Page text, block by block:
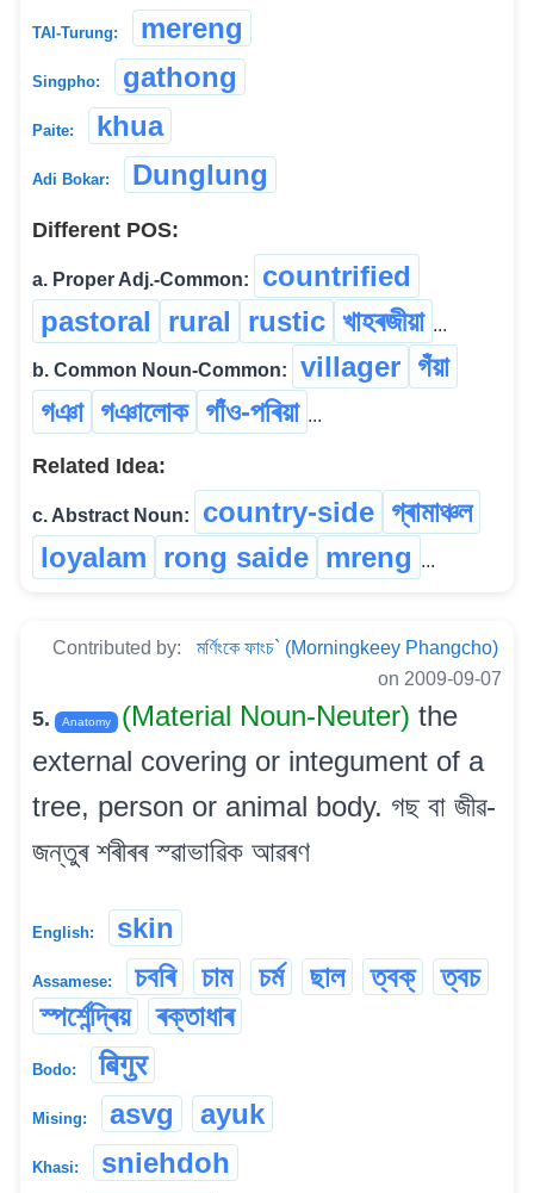
TAI-Turung: mereng
Singpho: gathong
Paite: khua
Adi Bokar: Dunglung
Different POS:
a. Proper Adj.-Common:
countrified
pastoral
rural rustic খাহৰজীয়া ...
b. Common Noun-Common: villager গঁয়া
গঞা গঞালোক গাঁও-পৰিয়া ...
Related Idea:
c. Abstract Noun: country-side গ্ৰামাঞ্চল
loyalam rong saide mreng ...
Contributed by:
মৰ্ণিংকে ফাংচ` (Morningkeey Phangcho)
on 2009-09-07
5. Anatomy (Material Noun-Neuter) the
external covering or integument of a
tree, person or animal body. গছ বা জীৱ-
জন্তুৰ শৰীৰৰ স্ৱাভাৱিক আৱৰণ
English: skin
Assamese: চবৰি চাম চৰ্ম ছাল ত্বক্
ত্বচ
স্পৰ্শেন্দ্ৰিয়
ৰক্তাধাৰ
Bodo: बिगुर
Mising: asvg ayuk
Khasi: sniehdoh